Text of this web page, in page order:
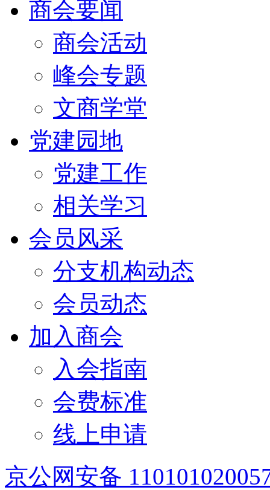
商会要闻
商会活动
峰会专题
文商学堂
党建园地
党建工作
相关学习
会员风采
分支机构动态
会员动态
加入商会
入会指南
会费标准
线上申请
京公网安备